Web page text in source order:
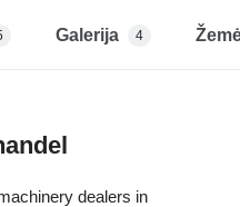
Galerija 4
dealers in